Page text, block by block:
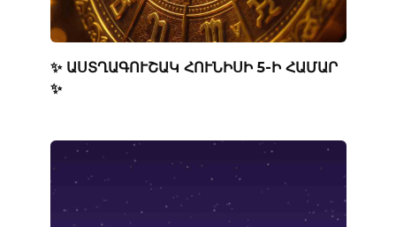
✨ ԱՍՏՂԱԳՈՒՇԱԿ ՀՈՒՆԻՍԻ 5-Ի ՀԱՄԱՐ
✨